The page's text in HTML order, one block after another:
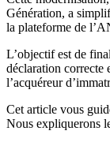
Génération, a
la plateforme de
L’objectif est de
déclaration correcte
l’acquéreur
Cet article vous
Nous expliquerons